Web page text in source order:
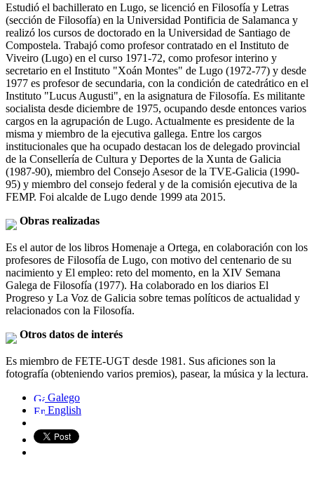
Estudió el bachillerato en Lugo, se licenció en Filosofía y Letras
(sección de Filosofía) en la Universidad Pontificia de Salamanca y
realizó los cursos de doctorado en la Universidad de Santiago de
Compostela. Trabajó como profesor contratado en el Instituto de
Viveiro (Lugo) en el curso 1971-72, como profesor interino y
secretario en el Instituto "Xoán Montes" de Lugo (1972-77) y desde
1977 es profesor de secundaria, con la condición de catedrático en el
Instituto "Lucus Augusti", en la asignatura de Filosofía. Es militante
socialista desde diciembre de 1975, ocupando desde entonces varios
cargos en la agrupación de Lugo. Actualmente es presidente de la
misma y miembro de la ejecutiva gallega. Entre los cargos
institucionales que ha ocupado destacan los de delegado provincial
de la Consellería de Cultura y Deportes de la Xunta de Galicia
(1987-90), miembro del Consejo Asesor de la TVE-Galicia (1990-
95) y miembro del consejo federal y de la comisión ejecutiva de la
FEMP. Foi alcalde de Lugo dende 1999 ata 2015.
Obras realizadas
Es el autor de los libros Homenaje a Ortega, en colaboración con los
profesores de Filosofía de Lugo, con motivo del centenario de su
nacimiento y El empleo: reto del momento, en la XIV Semana
Galega de Filosofía (1977). Ha colaborado en los diarios El
Progreso y La Voz de Galicia sobre temas políticos de actualidad y
relacionados con la Filosofía.
Otros datos de interés
Es miembro de FETE-UGT desde 1981. Sus aficiones son la
fotografía (obteniendo varios premios), pasear, la música y la lectura.
Galego
English